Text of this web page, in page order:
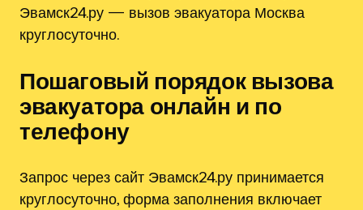
Эвамск24.ру — вызов эвакуатора Москва
круглосуточно.
Пошаговый порядок вызова
эвакуатора онлайн и по
телефону
Запрос через сайт Эвамск24.ру принимается
круглосуточно, форма заполнения включает